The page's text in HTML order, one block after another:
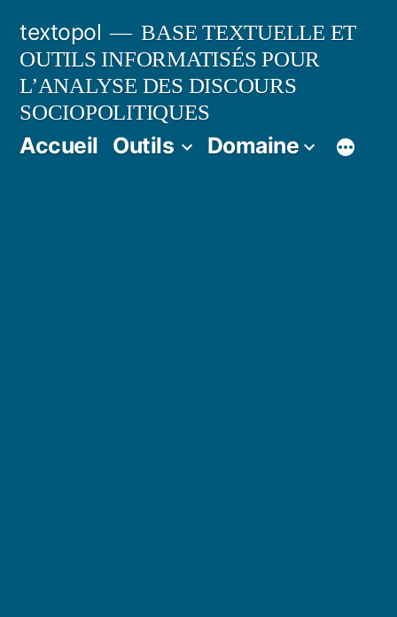
contenu
textopol
BASE TEXTUELLE ET
OUTILS INFORMATISÉS POUR
L’ANALYSE DES DISCOURS
SOCIOPOLITIQUES
Accueil Outils Domaine